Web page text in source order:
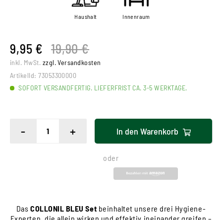
Haushalt Innenraum
9,95 € 19,90 €
inkl. MwSt. zzgl. Versandkosten
ArtikelId: 73053300000
SOFORT VERSANDFERTIG. LIEFERFRIST CA. 3-5 WERKTAGE.
- + In den Warenkorb
oder
DasCOLLONIL BLEU Set beinhaltet unsere drei Hygiene-